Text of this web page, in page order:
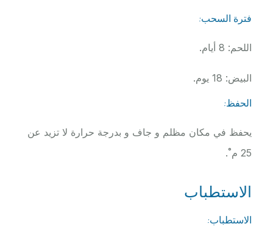
فترة السحب:
اللحم: 8 أيام.
البيض: 18 يوم.
الحفظ:
يحفظ في مكان مظلم و جاف و بدرجة حرارة لا تزيد عن
25 م˚.
الاستطباب
الاستطباب: